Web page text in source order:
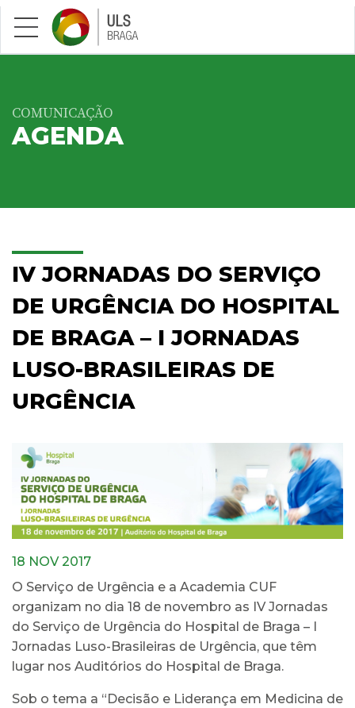
Saltar para conteúdo principal
COMUNICAÇÃO
AGENDA
IV JORNADAS DO SERVIÇO
DE URGÊNCIA DO HOSPITAL
DE BRAGA – I JORNADAS
LUSO-BRASILEIRAS DE
URGÊNCIA
18 NOV 2017
O Serviço de Urgência e a Academia CUF
organizam no dia 18 de novembro as IV Jornadas
do Serviço de Urgência do Hospital de Braga – I
Jornadas Luso-Brasileiras de Urgência, que têm
lugar nos Auditórios do Hospital de Braga.
Sob o tema a “Decisão e Liderança em Medicina de